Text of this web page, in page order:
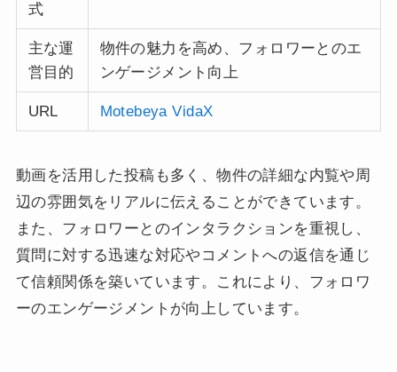
式
主な運
営目的
物件の魅力を高め、フォロワーとのエ
ンゲージメント向上
URL Motebeya VidaX
動画を活用した投稿も多く、物件の詳細な内覧や周
辺の雰囲気をリアルに伝えることができています。
また、フォロワーとのインタラクションを重視し、
質問に対する迅速な対応やコメントへの返信を通じ
て信頼関係を築いています。これにより、フォロワ
ーのエンゲージメントが向上しています。